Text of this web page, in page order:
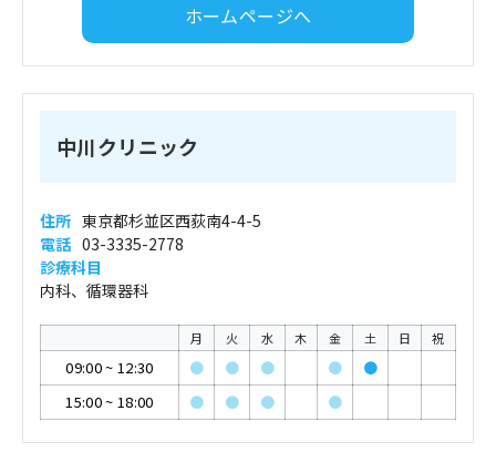
ホームページへ
中川クリニック
住所 東京都杉並区西荻南4-4-5
電話 03-3335-2778
診療科目
内科、循環器科
月 火 水 木 金 土 日 祝
09:00~ 12:30 ● ● ● ●
●
15:00~ 18:00 ● ● ● ●